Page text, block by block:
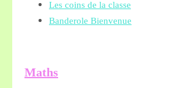
Les coins de la classe
Banderole Bienvenue
Maths